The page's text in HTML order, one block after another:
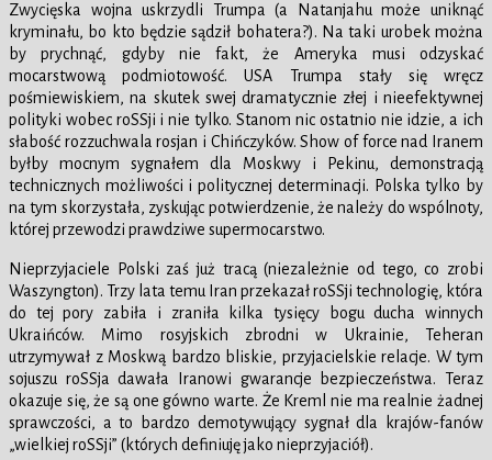
Zwycięska wojna uskrzydli Trumpa (a Natanjahu może uniknąć
kryminału, bo kto będzie sądził bohatera?). Na taki urobek można
by prychnąć, gdyby nie fakt, że Ameryka musi odzyskać
mocarstwową podmiotowość. USA Trumpa stały się wręcz
pośmiewiskiem, na skutek swej dramatycznie złej i nieefektywnej
polityki wobec roSSji i nie tylko. Stanom nic ostatnio nie idzie, a ich
słabość rozzuchwala rosjan i Chińczyków. Show of force nad Iranem
byłby mocnym sygnałem dla Moskwy i Pekinu, demonstracją
technicznych możliwości i politycznej determinacji. Polska tylko by
na tym skorzystała, zyskując potwierdzenie, że należy do wspólnoty,
której przewodzi prawdziwe supermocarstwo.
Nieprzyjaciele Polski zaś już tracą (niezależnie od tego, co zrobi
Waszyngton). Trzy lata temu Iran przekazał roSSji technologię, która
do tej pory zabiła i zraniła kilka tysięcy bogu ducha winnych
Ukraińców. Mimo rosyjskich zbrodni w Ukrainie, Teheran
utrzymywał z Moskwą bardzo bliskie, przyjacielskie relacje. W tym
sojuszu roSSja dawała Iranowi gwarancje bezpieczeństwa. Teraz
okazuje się, że są one gówno warte. Że Kreml nie ma realnie żadnej
sprawczości, a to bardzo demotywujący sygnał dla krajów-fanów
„wielkiej roSSji” (których definiuję jako nieprzyjaciół).